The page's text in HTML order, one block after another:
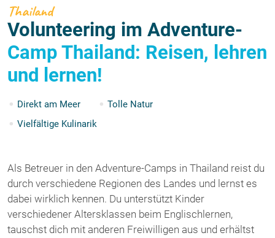
Thailand
Volunteering im Adventure-
Camp Thailand: Reisen, lehren
und lernen!
Direkt am Meer
Tolle Natur
Vielfältige Kulinarik
Als Betreuer in den Adventure-Camps in Thailand reist du
durch verschiedene Regionen des Landes und lernst es
dabei wirklich kennen. Du unterstützt Kinder
verschiedener Altersklassen beim Englischlernen,
tauschst dich mit anderen Freiwilligen aus und erhältst